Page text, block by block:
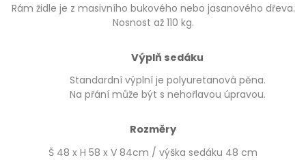
Rám židle je z masivního bukového nebo jasanového dřeva.
Nosnost až 110 kg.
Výplň sedáku
Standardní výplní je polyuretanová pěna.
Na přání může být s nehořlavou úpravou.
Rozměry
Š 48 x H 58 x V 84cm / výška sedáku 48 cm